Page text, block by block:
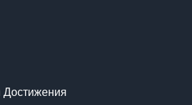
Достижения